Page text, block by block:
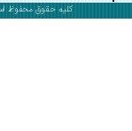
کلیه حقوق محفوظ است و